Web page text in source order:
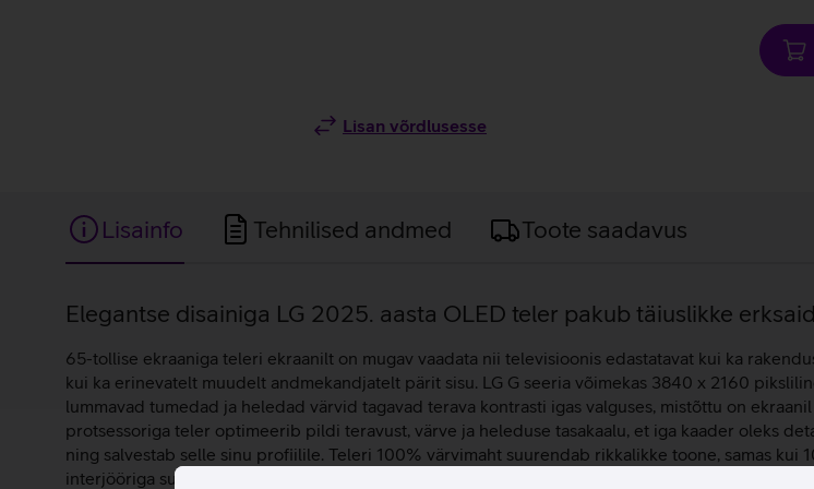
Lisan võrdlusesse
Lisainfo Tehnilised andmed Toote saadavus
Lisainfo
Elegantse disainiga LG 2025. aasta OLED teler pakub täiuslikke
65-tollise ekraaniga teleri ekraanilt on mugav vaadata nii televisioonis edastatavat kui ka
kui ka erinevatelt muudelt andmekandjatelt pärit sisu. LG G seeria võimekas 3840 x 2160
lummavad tumedad ja heledad värvid tagavad terava kontrasti igas valguses, mistõttu on
protsessoriga teler optimeerib pildi teravust, värve ja heleduse tasakaalu, et iga kaader oleks
ning salvestab selle sinu profiilile. Teleri 100% värvimaht suurendab rikkalikke toone, samas
interjööriga suurepäraselt kuna sulandub seinaga kokku tänu peaaegu nähtamatule raamile,